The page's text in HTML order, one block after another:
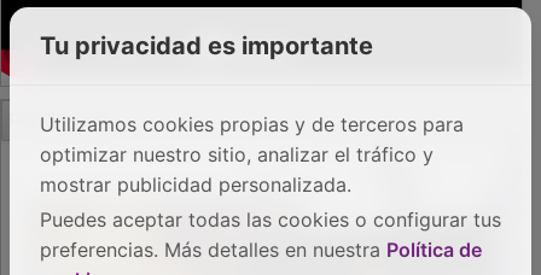
Tu privacidad es importante
Utilizamos cookies propias y de terceros para
optimizar nuestro sitio, analizar el tráfico y
mostrar publicidad personalizada.
Puedes aceptar todas las cookies o configurar tus
preferencias. Más detalles en nuestra Política de